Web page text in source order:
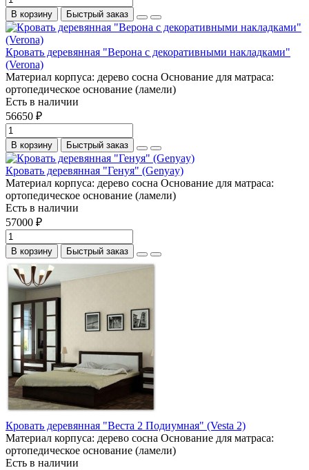
В корзину Быстрый заказ
Кровать деревянная "Верона с декоративными накладками"
(Veronа)
Материал корпуса: дерево сосна Основание для матраса:
ортопедическое основание (ламели)
Есть в наличии
56650 ₽
В корзину Быстрый заказ
Кровать деревянная "Генуя" (Genyay)
Материал корпуса: дерево сосна Основание для матраса:
ортопедическое основание (ламели)
Есть в наличии
57000 ₽
В корзину Быстрый заказ
Кровать деревянная "Веста 2 Подиумная" (Vesta 2)
Материал корпуса: дерево сосна Основание для матраса:
ортопедическое основание (ламели)
Есть в наличии